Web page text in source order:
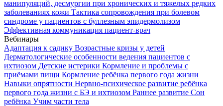
манипуляций, десмургии при хронических и тяжелых редких
заболеваниях кожи Тактика сопровождения при болевом
синдроме у пациентов с буллезным эпидермолизом
Эффективная коммуникация пациент-врач
Вебинары
Адаптация к садику Возрастные кризы у детей
Дерматологические особенности ведения пациентов с
ихтиозом Детские истерики Кормление и проблемы с
приёмами пищи Кормление ребёнка первого года жизни
Навыки опрятности Нервно-психическое развитие ребёнка
первого года жизни с БЭ и ихтиозом Раннее развитие Сон
ребёнка Учим части тела